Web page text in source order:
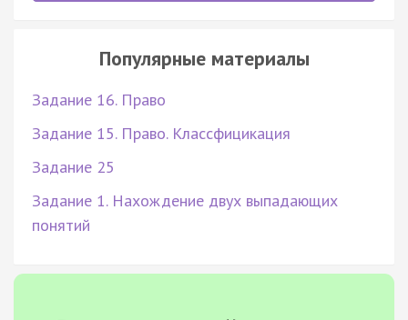
Популярные материалы
Задание 16. Право
Задание 15. Право. Классфицикация
Задание 25
Задание 1. Нахождение двух выпадающих
понятий